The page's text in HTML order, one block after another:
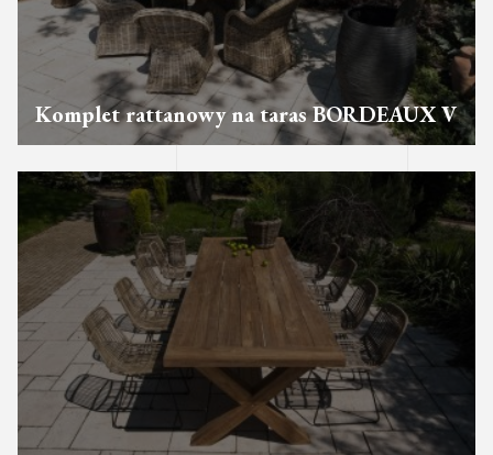
Komplet rattanowy na taras BORDEAUX V